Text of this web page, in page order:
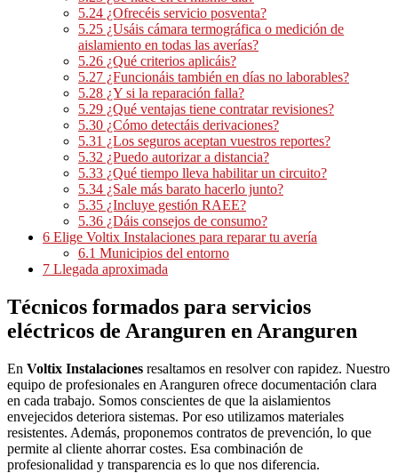
5.24 ¿Ofrecéis servicio posventa?
5.25 ¿Usáis cámara termográfica o medición de
aislamiento en todas las averías?
5.26 ¿Qué criterios aplicáis?
5.27 ¿Funcionáis también en días no laborables?
5.28 ¿Y si la reparación falla?
5.29 ¿Qué ventajas tiene contratar revisiones?
5.30 ¿Cómo detectáis derivaciones?
5.31 ¿Los seguros aceptan vuestros reportes?
5.32 ¿Puedo autorizar a distancia?
5.33 ¿Qué tiempo lleva habilitar un circuito?
5.34 ¿Sale más barato hacerlo junto?
5.35 ¿Incluye gestión RAEE?
5.36 ¿Dáis consejos de consumo?
6 Elige Voltix Instalaciones para reparar tu avería
6.1 Municipios del entorno
7 Llegada aproximada
Técnicos formados para servicios
eléctricos de Aranguren en Aranguren
En Voltix Instalaciones resaltamos en resolver con rapidez. Nuestro
equipo de profesionales en Aranguren ofrece documentación clara
en cada trabajo. Somos conscientes de que la aislamientos
envejecidos deteriora sistemas. Por eso utilizamos materiales
resistentes. Además, proponemos contratos de prevención, lo que
permite al cliente ahorrar costes. Esa combinación de
profesionalidad y transparencia es lo que nos diferencia.